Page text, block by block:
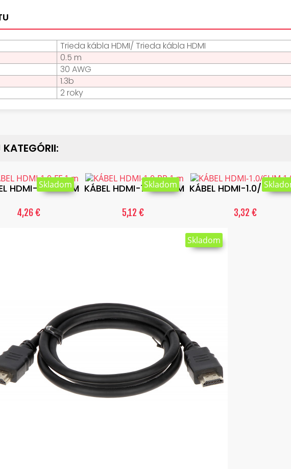
Trieda kábla HDMI/ Trieda kábla HDMI
0.5 m
30 AWG
1.3b
2 roky
HDMI-1.0-FF 1 M
4,26 €
Skladom KÁBEL HDMI-1.0-PP 1 M
5,12 €
Skladom KÁBEL HDMI-1.0/SLIM
3,32 €
Skladom